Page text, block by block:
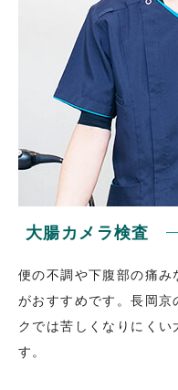
大腸カメラ検査
便の不調や下腹部の痛み
がおすすめです。長岡京
クでは苦しくなりにくい
す。